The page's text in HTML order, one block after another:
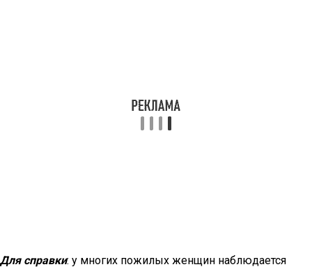
Для справки: у многих пожилых женщин наблюдается